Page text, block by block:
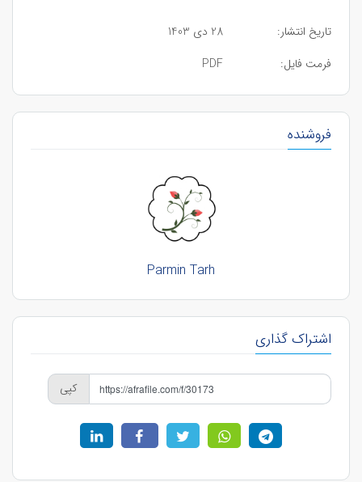
تاریخ انتشار:
28 دی 1403
فرمت فایل:
PDF
فروشنده
Parmin Tarh
اشتراک گذاری
کپی